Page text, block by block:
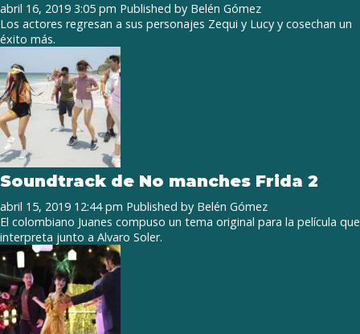
abril 16, 2019 3:05 pm Published by Belén Gómez
Los actores regresan a sus personajes Zequi y Lucy y cosechan un
éxito más.
Soundtrack de No manches Frida 2
abril 15, 2019 12:44 pm Published by Belén Gómez
El colombiano Juanes compuso un tema original para la película que
interpreta junto a Alvaro Soler.